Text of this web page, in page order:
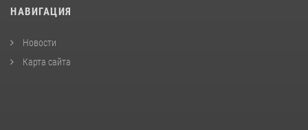
НАВИГАЦИЯ
Новости
Карта сайта